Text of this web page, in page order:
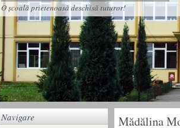
O școală prietenoasă deschisă tuturor!
Mădălina
Navigare